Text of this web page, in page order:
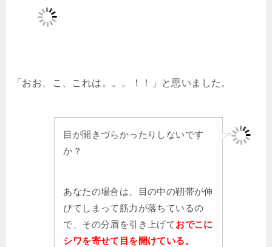
「おお、こ、これは。。。！！」と思いました。
目が開きづらかったりしないです
か？
あなたの場合は、目の中の靭帯が伸
びてしまって筋力が落ちているの
で、その分眉を引き上げておでこに
シワを寄せて目を開けている。